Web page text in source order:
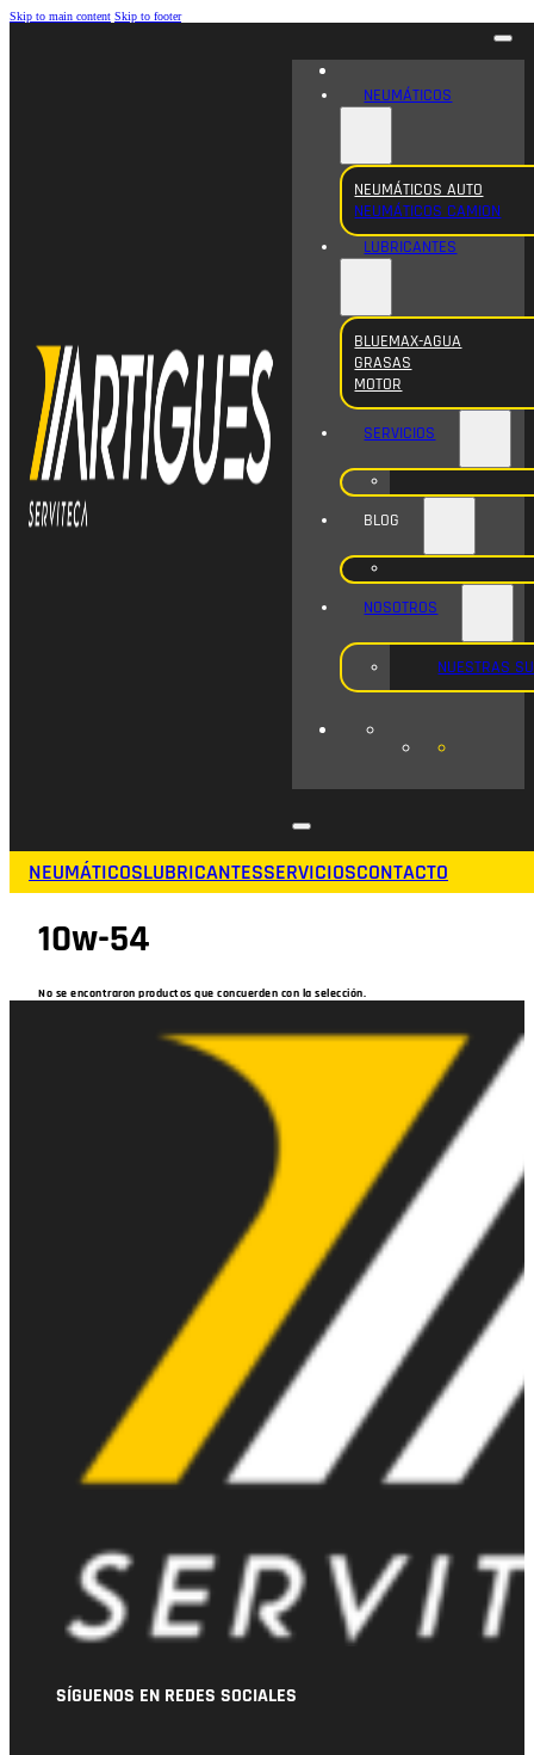
Skip to main content Skip to footer
NEUMÁTICOS
NEUMÁTICOS AUTO
NEUMÁTICOS CAMION
LUBRICANTES
BLUEMAX-AGUA
GRASAS
MOTOR
SERVICIOS
BLOG
NOSOTROS
NUESTRAS
NEUMÁTICOSLUBRICANTESSERVICIOSCONTACTO
10w-54
No se encontraron productos que concuerden con la selección.
SÍGUENOS EN REDES SOCIALES